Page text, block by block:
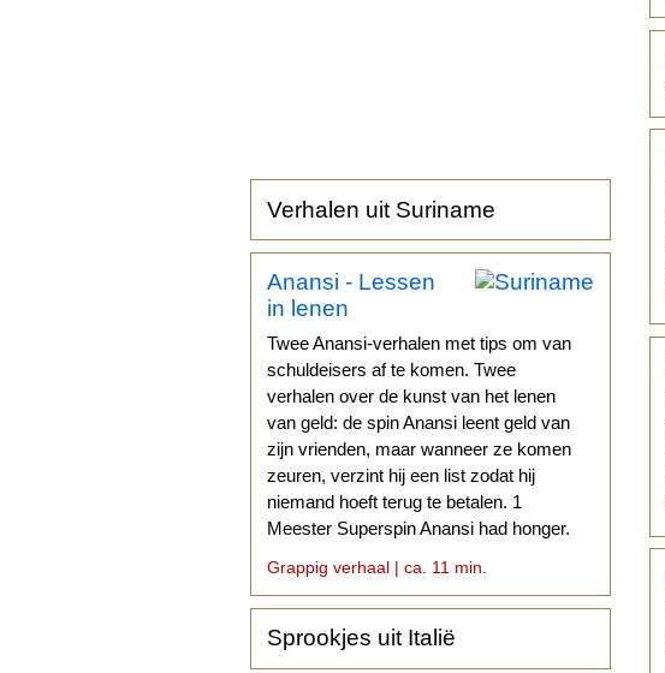
Verhalen uit Suriname
Anansi - Lessen
in lenen
Twee Anansi-verhalen met tips om van
schuldeisers af te komen. Twee
verhalen over de kunst van het lenen
van geld: de spin Anansi leent geld van
zijn vrienden, maar wanneer ze komen
zeuren, verzint hij een list zodat hij
niemand hoeft terug te betalen. 1
Meester Superspin Anansi had honger.
Grappig verhaal | ca. 11 min.
Sprookjes uit Italië